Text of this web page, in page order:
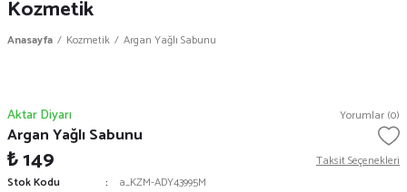
Kozmetik
Anasayfa Kozmetik Argan Yağlı Sabunu
Aktar Diyarı Yorumlar (0)
Argan Yağlı Sabunu
₺ 149
Taksit Seçenekleri
Stok Kodu
a_KZM-ADY43995M